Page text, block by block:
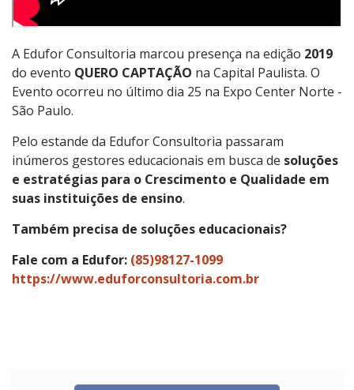
A Edufor Consultoria marcou presença na edição 2019
do evento QUERO CAPTAÇÃO na Capital Paulista. O
Evento ocorreu no último dia 25 na Expo Center Norte -
São Paulo.
Pelo estande da Edufor Consultoria passaram
inúmeros gestores educacionais em busca de soluções
e estratégias para o Crescimento e Qualidade em
suas instituições de ensino.
Também precisa de soluções educacionais?
Fale com a Edufor: (85)98127-1099
https://www.eduforconsultoria.com.br